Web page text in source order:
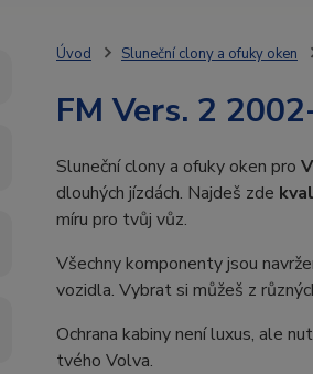
Úvod Sluneční clony a ofuky oken
FM Vers. 2
Sluneční clony a ofuky oken pro
dlouhých jízdách. Najdeš zde
míru pro tvůj vůz.
Všechny komponenty jsou
vozidla. Vybrat si můžeš z
Ochrana kabiny není luxus, ale
tvého Volva.